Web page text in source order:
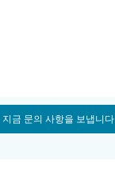
지금 문의 사항을 보냅니다